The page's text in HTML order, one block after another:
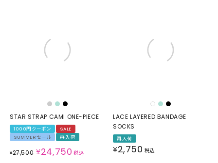
STAR STRAP CAMI ONE-PIECE
1000円クーポン
SALE
SUMMERセール
再入荷
¥27,500 ¥24,750 税込
LACE LAYERED BANDAGE
SOCKS
再入荷
¥2,750 税込